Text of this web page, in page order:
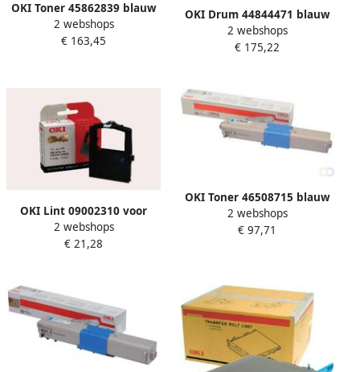
OKI Toner 45862839 blauw
2 webshops
€ 163,45
OKI Drum 44844471 blauw
2 webshops
€ 175,22
OKI Lint 09002310 voor
ML390 zwart
2 webshops
€ 21,28
OKI Toner 46508715 blauw
2 webshops
€ 97,71